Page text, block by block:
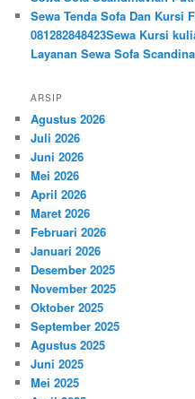
Sewa Tenda Sofa Dan Kursi
081282848423Sewa Kursi
Layanan Sewa Sofa
ARSIP
Agustus 2026
Juli 2026
Juni 2026
Mei 2026
April 2026
Maret 2026
Februari 2026
Januari 2026
Desember 2025
November 2025
Oktober 2025
September 2025
Agustus 2025
Juni 2025
Mei 2025